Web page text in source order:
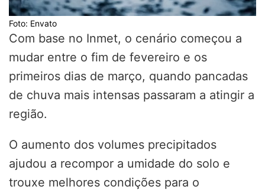
Foto: Envato
Com base no Inmet, o cenário começou a
mudar entre o fim de fevereiro e os
primeiros dias de março, quando pancadas
de chuva mais intensas passaram a atingir a
região.
O aumento dos volumes precipitados
ajudou a recompor a umidade do solo e
trouxe melhores condições para o